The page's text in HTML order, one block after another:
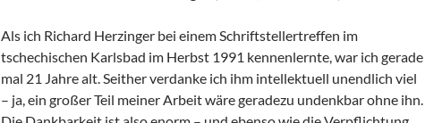
Als ich Richard Herzinger bei einem Schriftstellertreffen im
tschechischen Karlsbad im Herbst 1991 kennenlernte, war ich gerade
mal 21 Jahre alt. Seither verdanke ich ihm intellektuell unendlich viel
– ja, ein großer Teil meiner Arbeit wäre geradezu undenkbar ohne ihn.